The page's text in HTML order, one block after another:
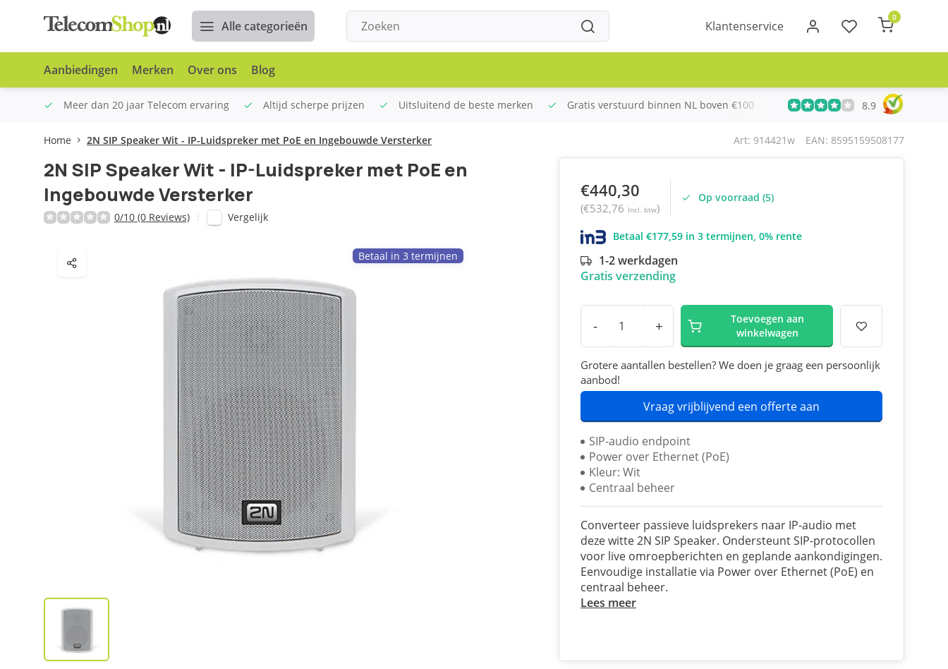
Alle categorieën Klantenservice
0
Aanbiedingen Merken Over ons Blog
Meer dan 20 jaar Telecom ervaring Altijd scherpe prijzen Uitsluitend de beste merken Gratis verstuurd binnen NL boven €100 Meer dan 20 jaar Telecom
8.9
Home 2N SIP Speaker Wit - IP-Luidspreker met PoE en Ingebouwde Versterker Art: 914421w EAN: 8595159508177
2N SIP Speaker Wit - IP-Luidspreker met PoE en
Ingebouwde Versterker
0/10 (0 Reviews) Vergelijk
Betaal in 3 termijnen
€440,30
(€532,76 Incl. btw)
Op voorraad (5)
Betaal €177,59 in 3 termijnen, 0% rente
1-2 werkdagen
Gratis verzending
- +
Toevoegen aan
winkelwagen
Grotere aantallen bestellen? We doen je graag een persoonlijk
aanbod!
Vraag vrijblijvend een offerte aan
SIP-audio endpoint
Power over Ethernet (PoE)
Kleur: Wit
Centraal beheer
Converteer passieve luidsprekers naar IP-audio met
deze witte 2N SIP Speaker. Ondersteunt SIP-protocollen
voor live omroepberichten en geplande aankondigingen.
Eenvoudige installatie via Power over Ethernet (PoE) en
centraal beheer.
Lees meer